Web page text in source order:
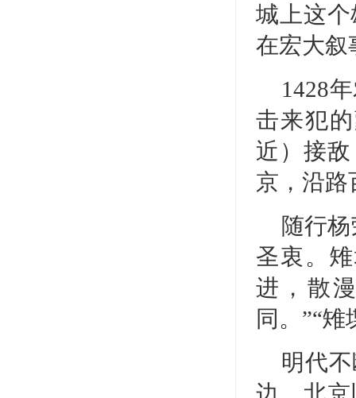
城上这
在宏大叙
1428
击来犯
近）接
京，沿路
随行
圣衷。
进，散
同。”“
明代